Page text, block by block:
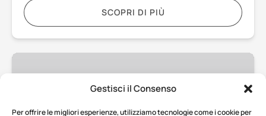
Gestisci il Consenso
Per offrire le migliori esperienze, utilizziamo tecnologie come i cookie per
SCOPRI DI PIÙ
Tour
di
DA